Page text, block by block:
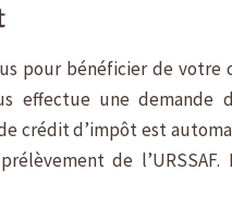
pour bénéficier de votre
effectue une demande
crédit d’impôt est
de l’URSSAF.